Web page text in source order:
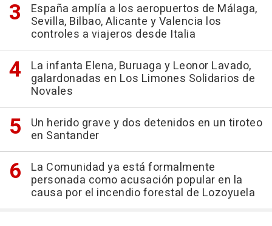
España amplía a los aeropuertos de Málaga,
Sevilla, Bilbao, Alicante y Valencia los
controles a viajeros desde Italia
La infanta Elena, Buruaga y Leonor Lavado,
galardonadas en Los Limones Solidarios de
Novales
Un herido grave y dos detenidos en un tiroteo
en Santander
La Comunidad ya está formalmente
personada como acusación popular en la
causa por el incendio forestal de Lozoyuela